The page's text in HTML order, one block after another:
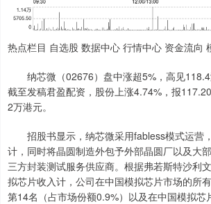
热点栏目 自选股 数据中心 行情中心 资金流向
纳芯微（02676）盘中涨超5%，高见118.4
截至发稿君盈配资，股份上涨4.74%，报
2万港元。
招股书显示，纳芯微采用fabless模式运营
计，同时将晶圆制造外包予外部晶圆厂以及大
三方封装测试服务供应商。根据弗若斯特沙利
拟芯片收入计，公司在中国模拟芯片市场的所
第14名（占市场份额0.9%）以及在中国模拟芯